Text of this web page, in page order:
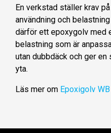
En verkstad ställer krav
användning och
därför ett epoxygolv med
belastning som är
utan dubbdäck och ger
yta.
Läs mer om Epoxigolv WB